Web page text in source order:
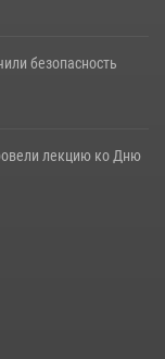
безопасность
лекцию ко Дню